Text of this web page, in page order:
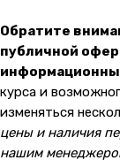
Обратите
публичной
курса и
изменяться
цены и наличия
нашим